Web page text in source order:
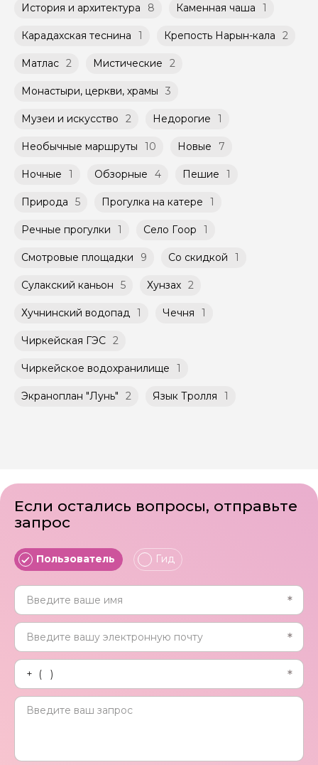
История и архитектура 8 Каменная чаша 1
Карадахская теснина 1 Крепость Нарын-кала 2
Матлас 2 Мистические 2
Монастыри, церкви, храмы 3
Музеи и искусство 2 Недорогие 1
Необычные маршруты 10 Новые 7
Ночные 1 Обзорные 4 Пешие 1
Природа 5 Прогулка на катере 1
Речные прогулки 1 Село Гоор 1
Смотровые площадки 9 Со скидкой 1
Сулакский каньон 5 Хунзах 2
Хучнинский водопад 1 Чечня 1
Чиркейская ГЭС 2
Чиркейское водохранилище 1
Экраноплан "Лунь" 2 Язык Тролля 1
Если остались вопросы, отправьте
запрос
Пользователь Гид